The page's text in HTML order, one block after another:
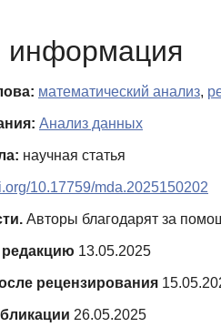
математический анализ,
Анализ данных
научная статья
10.17759/mda.2025150202
Авторы благодарят за
редакцию 13.05.2025
рецензирования
26.05.2025